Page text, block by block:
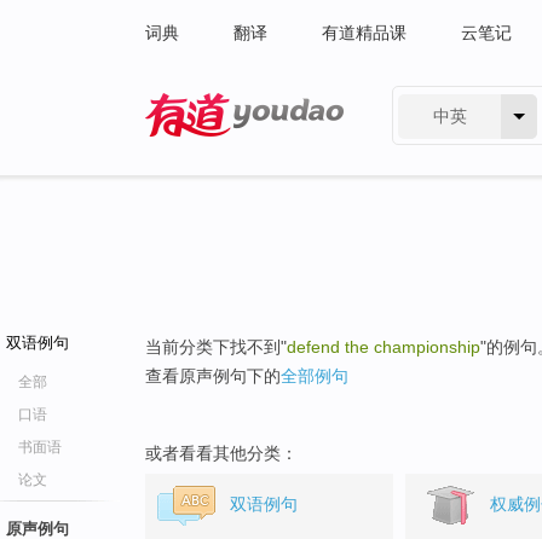
词典 翻译 有道精品课 云笔记
中英
双语例句
全部
口语
书面语
论文
原声例句
当前分类下找不到"defend the championship"的例句
查看原声例句下的全部例句
或者看看其他分类：
双语例句 权威